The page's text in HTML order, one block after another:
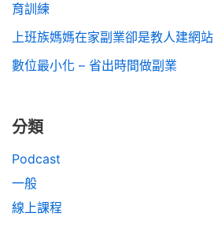
育訓練
上班族媽媽在家副業卻是教人建網站
數位最小化 – 省出時間做副業
分類
Podcast
一般
線上課程